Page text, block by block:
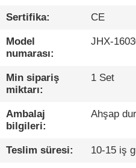
KALITE
ULAŞIN
Sertifika: CE
Model
numarası:
JHX-
Min sipariş
miktarı:
1 Set
Ambalaj
bilgileri:
Ahşap
Teslim süresi: 10-15 iş